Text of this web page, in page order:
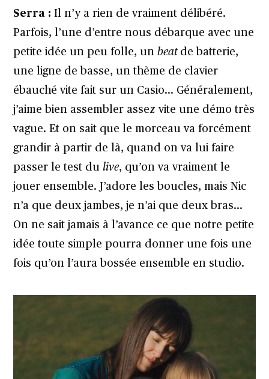
Serra : Il n’y a rien de vraiment délibéré.
Parfois, l’une d’entre nous débarque avec une
petite idée un peu folle, unbeat de batterie,
une ligne de basse, un thème de clavier
ébauché vite fait sur un Casio… Généralement,
j’aime bien assembler assez vite une démo très
vague. Et on sait que le morceau va forcément
grandir à partir de là, quand on va lui faire
passer le test dulive, qu’on va vraiment le
jouer ensemble. J’adore les boucles, mais Nic
n’a que deux jambes, je n’ai que deux bras…
On ne sait jamais à l’avance ce que notre petite
idée toute simple pourra donner une fois une
fois qu’on l’aura bossée ensemble en studio.